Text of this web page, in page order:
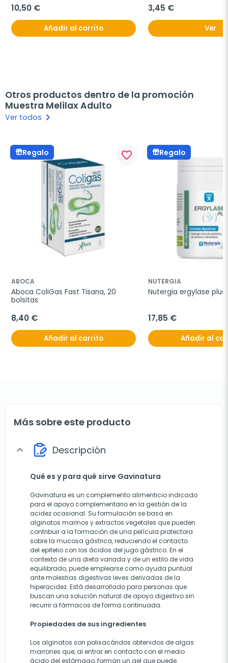
10,50 €
Añadir al carrito
3,45 €
Ver
Otros productos dentro de la promoción
Muestra Melilax Adulto
Ver todos keyboard_arrow_right
Regalo favorite_border
ABOCA
Aboca ColiGas Fast Tisana, 20
bolsitas
8,40 €
Añadir al carrito
Regalo
NUTERGIA
Nutergia ergylase
17,85 €
Añadir al
Más sobre este producto
expand_more Descripción
Qué es y para qué sirve Gavinatura
Gavinatura es un complemento alimenticio indicado
para el apoyo complementario en la gestión de la
acidez ocasional. Su formulación se basa en
alginatos marinos y extractos vegetales que pueden
contribuir a la formación de una película protectora
sobre la mucosa gástrica, reduciendo el contacto
del epitelio con los ácidos del jugo gástrico. En el
contexto de una dieta variada y de un estilo de vida
equilibrado, puede emplearse como ayuda puntual
ante molestias digestivas leves derivadas de la
hiperacidez. Está desarrollado para personas que
buscan una solución natural de apoyo digestivo sin
recurrir a fármacos de forma continuada.
Propiedades de sus ingredientes
Los alginatos son polisacáridos obtenidos de algas
marrones que, al entrar en contacto con el medio
ácido del estómago, forman un gel que puede